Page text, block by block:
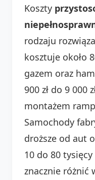
Koszty
rodzaju
kosztuje około
gazem oraz
900 zł do 9 000
montażem
Samochody
droższe od aut
10 do 80 tysięcy
znacznie różnić